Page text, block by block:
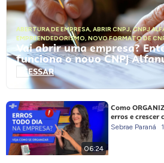
ABERTURA DE EMPRESA, ABRIR CNPJ,CNPJ
EMPREENDEDORISMO, NOVO FORMATO DE
Vai abrir uma empresa?
funciona o novo CNPJ
ACESSAR
06:24
Como
erros e crescer
Sebrae Paraná